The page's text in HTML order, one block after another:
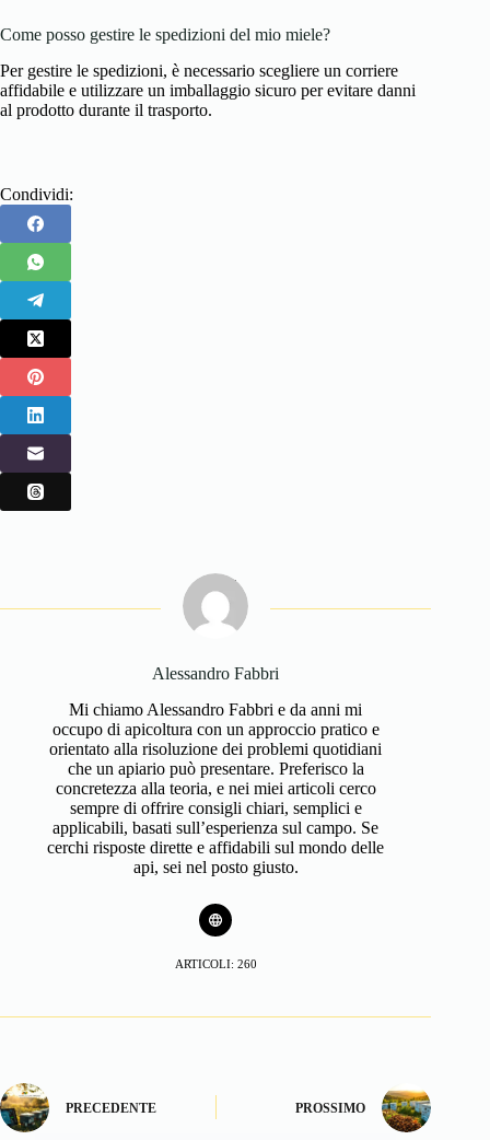
Come posso gestire le spedizioni del mio miele?
Per gestire le spedizioni, è necessario scegliere un corriere
affidabile e utilizzare un imballaggio sicuro per evitare danni
al prodotto durante il trasporto.
Condividi:
Alessandro Fabbri
Mi chiamo Alessandro Fabbri e da anni mi
occupo di apicoltura con un approccio pratico e
orientato alla risoluzione dei problemi quotidiani
che un apiario può presentare. Preferisco la
concretezza alla teoria, e nei miei articoli cerco
sempre di offrire consigli chiari, semplici e
applicabili, basati sull’esperienza sul campo. Se
cerchi risposte dirette e affidabili sul mondo delle
api, sei nel posto giusto.
ARTICOLI: 260
PRECEDENTE PROSSIMO